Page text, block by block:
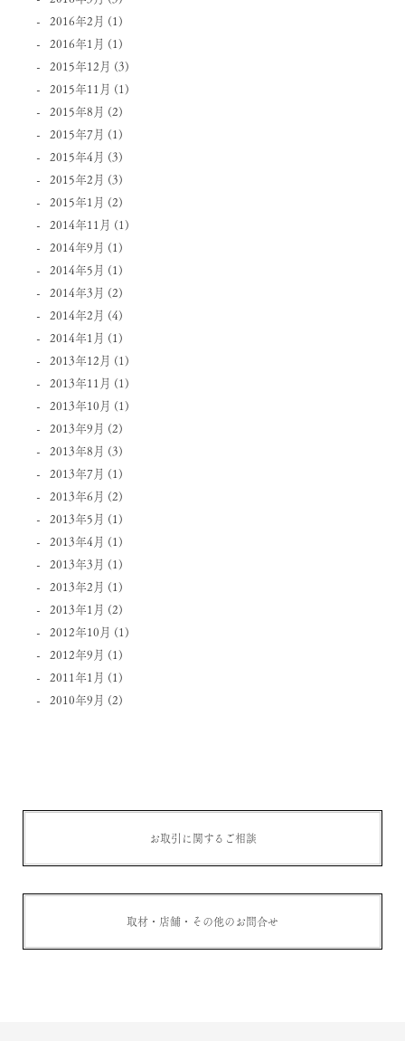
2016年2月 (1)
2016年1月 (1)
2015年12月 (3)
2015年11月 (1)
2015年8月 (2)
2015年7月 (1)
2015年4月 (3)
2015年2月 (3)
2015年1月 (2)
2014年11月 (1)
2014年9月 (1)
2014年5月 (1)
2014年3月 (2)
2014年2月 (4)
2014年1月 (1)
2013年12月 (1)
2013年11月 (1)
2013年10月 (1)
2013年9月 (2)
2013年8月 (3)
2013年7月 (1)
2013年6月 (2)
2013年5月 (1)
2013年4月 (1)
2013年3月 (1)
2013年2月 (1)
2013年1月 (2)
2012年10月 (1)
2012年9月 (1)
2011年1月 (1)
2010年9月 (2)
お取引に関するご相談
取材・店舗・その他のお問合せ